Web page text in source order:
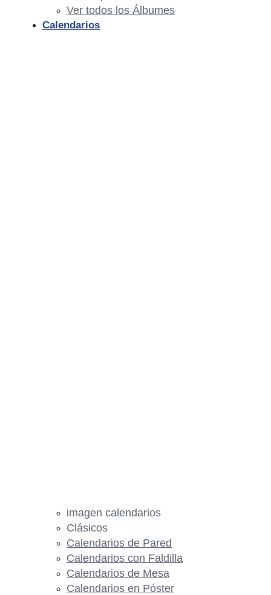
Ver todos los Álbumes
Calendarios
imagen calendarios
Clásicos
Calendarios de Pared
Calendarios con Faldilla
Calendarios de Mesa
Calendarios en Póster